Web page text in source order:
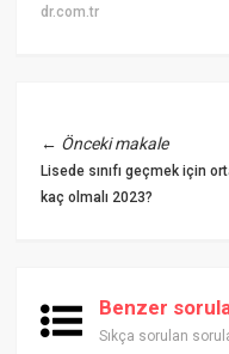
dr.com.tr
← Önceki makale
Lisede sınıfı geçmek için
kaç olmalı 2023?
Benzer
Sıkça sorulan